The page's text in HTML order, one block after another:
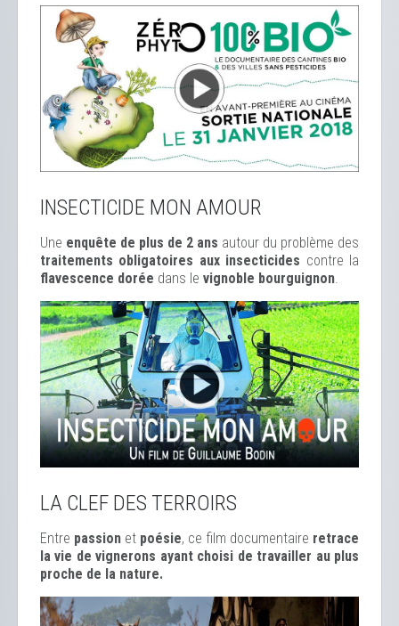
INSECTICIDE MON AMOUR
Une enquête de plus de 2 ans autour du problème des
traitements obligatoires aux insecticides contre la
flavescence dorée dans le vignoble bourguignon.
LA CLEF DES TERROIRS
Entre passion et poésie, ce film documentaire retrace
la vie de vignerons ayant choisi de travailler au plus
proche de la nature.